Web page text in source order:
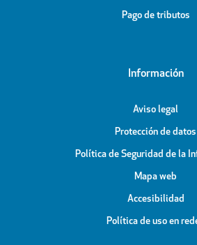
Pago de tributos
Información
Aviso legal
Protección de datos
Política de Seguridad de la
Mapa web
Accesibilidad
Política de uso en